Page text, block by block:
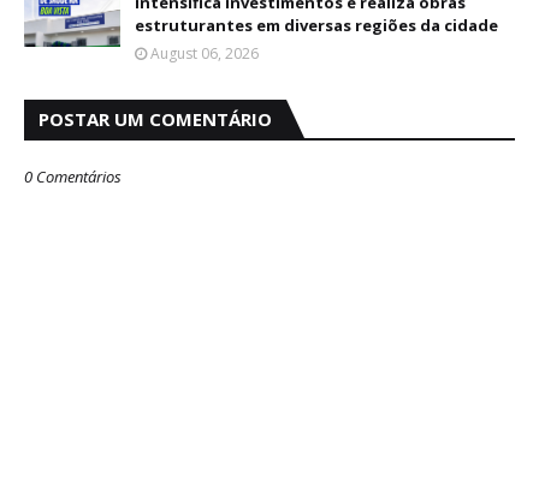
estruturantes em diversas regiões da cidade
August 06, 2026
POSTAR UM COMENTÁRIO
0 Comentários